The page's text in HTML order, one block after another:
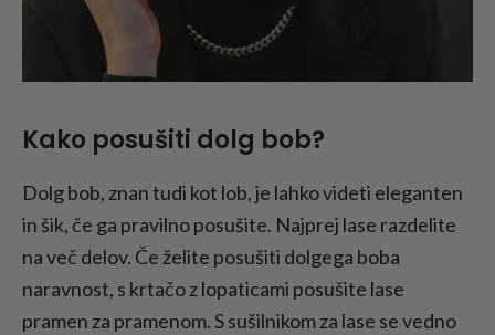
Kako posušiti dolg bob?
Dolg bob, znan tudi kot lob, je lahko videti eleganten
in šik, če ga pravilno posušite. Najprej lase razdelite
na več delov. Če želite posušiti dolgega boba
naravnost, s krtačo z lopaticami posušite lase
pramen za pramenom. S sušilnikom za lase se vedno